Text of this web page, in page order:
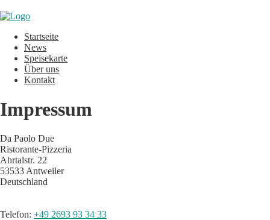
Startseite
News
Speisekarte
Über uns
Kontakt
Impressum
Da Paolo Due
Ristorante-Pizzeria
Ahrtalstr. 22
53533 Antweiler
Deutschland
Telefon: +49 2693 93 34 33